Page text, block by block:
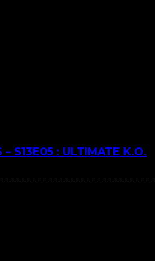
– S13E05 : ULTIMATE K.O.